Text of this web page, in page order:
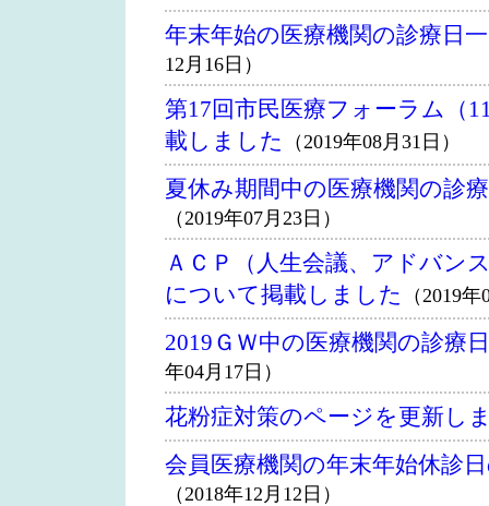
年末年始の医療機関の診療日
12月16日）
第17回市民医療フォーラム（
載しました
（2019年08月31日）
夏休み期間中の医療機関の診
（2019年07月23日）
ＡＣＰ（人生会議、アドバン
について掲載しました
（2019
2019ＧＷ中の医療機関の診療
年04月17日）
花粉症対策のページを更新し
会員医療機関の年末年始休診
（2018年12月12日）